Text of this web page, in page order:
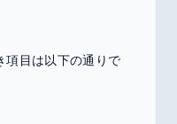
項目は以下の通りで